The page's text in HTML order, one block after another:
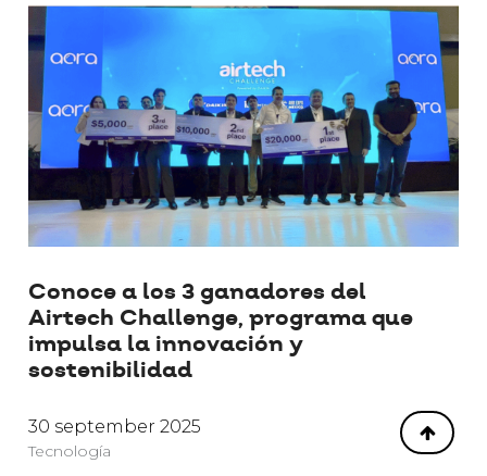
Conoce a los 3 ganadores del
Airtech Challenge, programa que
impulsa la innovación y
sostenibilidad
30 september 2025
Tecnología